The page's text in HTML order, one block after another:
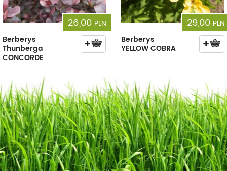
26,00 PLN
Berberys
Thunberga
CONCORDE
29,00 PLN
Berberys
YELLOW COBRA